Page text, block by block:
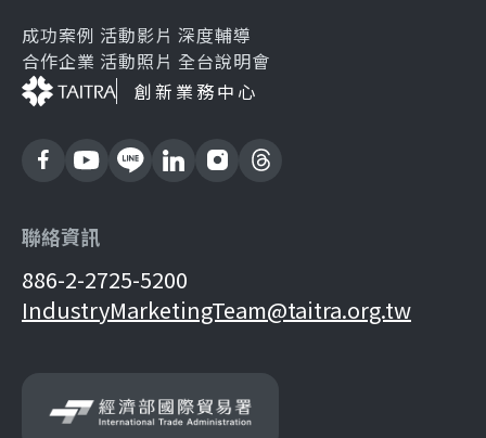
成功案例
合作企業
活動影片
活動照片
深度輔導
全台說明會
創新業務中心
聯絡資訊
886-2-2725-5200
IndustryMarketingTeam@taitra.org.tw